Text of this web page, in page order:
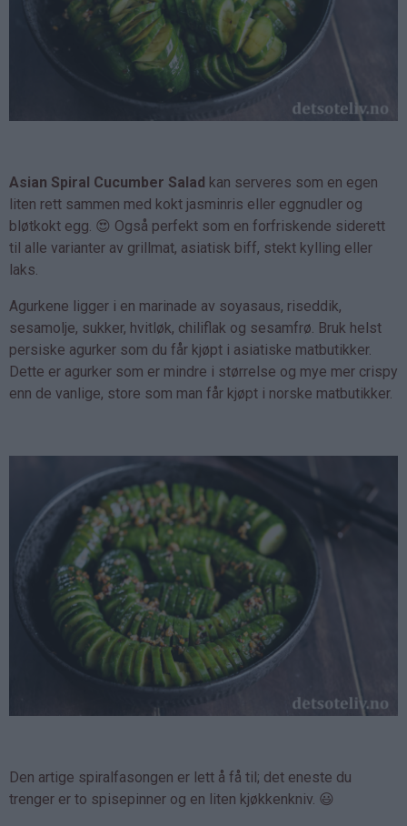
Asian Spiral Cucumber Salad kan serveres som en egen
liten rett sammen med kokt jasminris eller eggnudler og
bløtkokt egg. 😍 Også perfekt som en forfriskende siderett
til alle varianter av grillmat, asiatisk biff, stekt kylling eller
laks.
Agurkene ligger i en marinade av soyasaus, riseddik,
sesamolje, sukker, hvitløk, chiliflak og sesamfrø. Bruk helst
persiske agurker som du får kjøpt i asiatiske matbutikker.
Dette er agurker som er mindre i størrelse og mye mer crispy
enn de vanlige, store som man får kjøpt i norske matbutikker.
Den artige spiralfasongen er lett å få til; det eneste du
trenger er to spisepinner og en liten kjøkkenkniv. 😃